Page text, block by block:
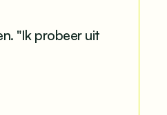
"Ik probeer uit